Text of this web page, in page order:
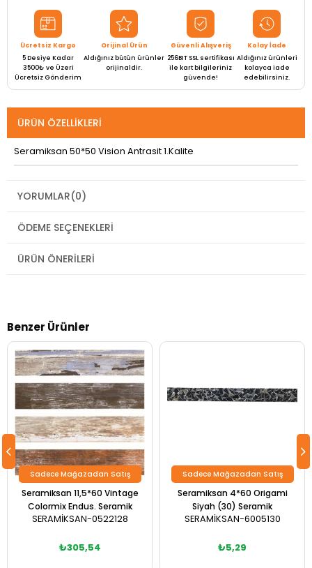
Ücretsiz Kargo
5 Desiye Kadar
3500₺ ve Üzeri
Ücretsiz Gönderim
Orijinal Ürün
Aldığınız bütün ürünler
orijinaldir.
Güvenli Alışveriş
256BIT SSL sertifikası
ile kart bilgileriniz
güvende!
Kolay İade
Aldığınız ürünleri
kolayca iade
edebilirsiniz.
ÜRÜN ÖZELLIKLERI
Seramiksan 50*50 Vision Antrasit 1.Kalite
YORUMLAR(0)
ÖDEME SEÇENEKLERI
ÜRÜN ÖNERILERI
Benzer Ürünler
Seramiksan 11,5*60 Vintage
Colormix Endus. Seramik
SERAMİKSAN-0522128
₺305,54
Sadece Mağazadan Satış
Seramiksan 4*60 Origami
Siyah (30) Seramik
SERAMİKSAN-6005130
₺5,29
Sadece Mağazadan Satış